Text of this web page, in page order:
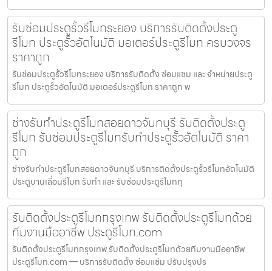
รับซ่อมประตูรั้วรีโมทระยอง บริการรับติดตั้งประตู
รีโมท ประตูรั้วอัตโนมัติ มอเตอร์ประตูรีโมท ครบวงจร
ราคาถูก
รับซ่อมประตูรั้วรีโมทระยอง บริการรับติดตั้ง ซ่อมแซม และ จำหน่ายประตู
รีโมท ประตูรั้วอัตโนมัติ มอเตอร์ประตูรีโมท ราคาถูก พ
ช่างรับทำประตูรีโมทสอยดาวจันทบุรี รับติดตั้งประตู
รีโมท รับซ่อมประตูรีโมทรับทำประตูรั้วอัตโนมัติ ราคา
ถูก
ช่างรับทำประตูรีโมทสอยดาวจันทบุรี บริการติดตั้งประตูรั้วรีโมทอัตโนมัติ
ประตูบานเลื่อนรีโมท รับทำ และ รับซ่อมประตูรีโมททุ
รับติดตั้งประตูรีโมทกรุงเทพ รับติดตั้งประตูรีโมทด้วย
ทีมงานมืออาชีพ ประตูรีโมท.com
รับติดตั้งประตูรีโมทกรุงเทพ รับติดตั้งประตูรีโมทด้วยทีมงานมืออาชีพ
ประตูรีโมท.com — บริการรับติดตั้ง ซ่อมแซ่ม ปรับปรุงปร